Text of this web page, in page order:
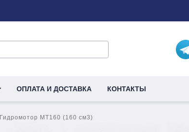
ОПЛАТА И ДОСТАВКА КОНТАКТЫ
Гидромотор MТ160 (160 см3)